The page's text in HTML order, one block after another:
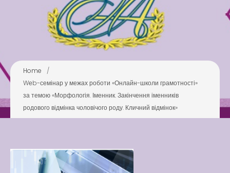
Pool
Play is Our Brain’s Favorite
Latter match class
Latter match class
Home
/
Wеb-семінар у межах роботи «Онлайн-школи грамотності»
за темою «Морфологія. Іменник. Закінчення іменників
родового відмінка чоловічого роду. Кличний відмінок»